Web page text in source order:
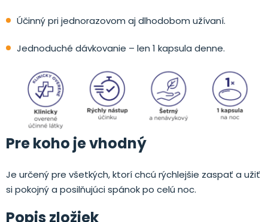
Účinný pri jednorazovom aj dlhodobom užívaní.
Jednoduché dávkovanie – len 1 kapsula denne.
Pre koho je vhodný
Je určený pre všetkých, ktorí chcú rýchlejšie zaspať a užiť
si pokojný a posilňujúci spánok po celú noc.
Popis zložiek